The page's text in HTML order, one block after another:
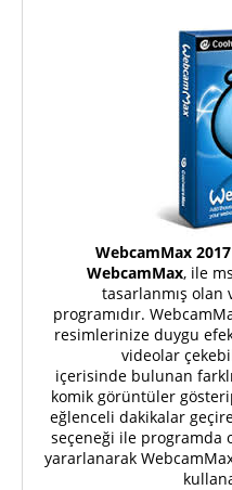
WebcamMax
WebcamMax, ile
tasarlanmış olan
programıdır.
resimlerinize duygu
videolar
içerisinde bulunan
komik görüntüler
eğlenceli dakikalar
seçeneği ile programda
yararlanarak